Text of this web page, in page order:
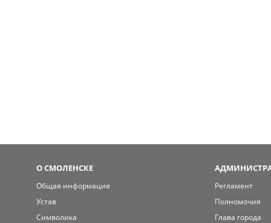
О СМОЛЕНСКЕ
Общая информация
Устав
Символика
Регламент
Полномочия
Глава города